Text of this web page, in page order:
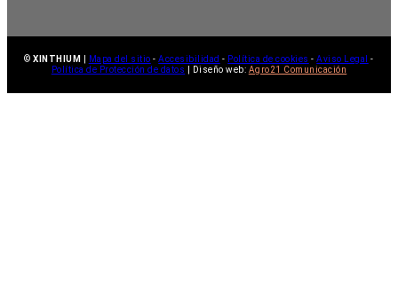
©XINTHIUM Mapa del sitio -Accesibilidad - Política de cookies -Aviso Legal
-
Política de Protección de datos
| Diseño web: Agro21 Comunicación